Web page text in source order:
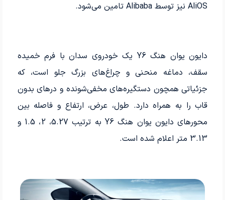
AliOS نیز توسط Alibaba تامین می­‌شود.
دایون یوان هنگ Y6 یک خودروی سدان با فرم خمیده
سقف، دماغه منحنی و چراغ‌های بزرگ جلو است، که
جزئیاتی همچون دستگیره‌­های مخفی‌شونده و درهای بدون
قاب را به همراه دارد. طول، عرض، ارتفاع و فاصله بین
محورهای دایون یوان هنگ Y6 به ترتیب 5.27، 2، 1.5 و
3.13 متر اعلام شده است.